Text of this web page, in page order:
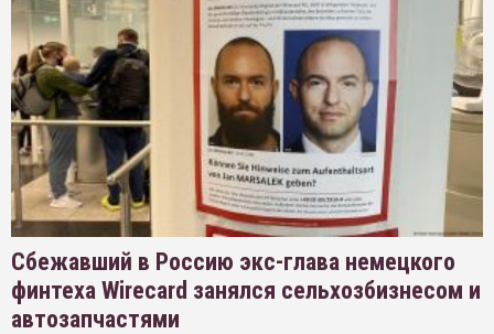
Сбежавший в Россию экс-глава немецкого
финтеха Wirecard занялся сельхозбизнесом и
автозапчастями